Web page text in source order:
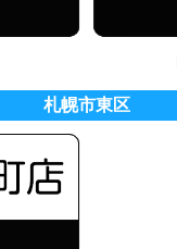
札幌市東区